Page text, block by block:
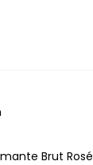
Brut Rosé